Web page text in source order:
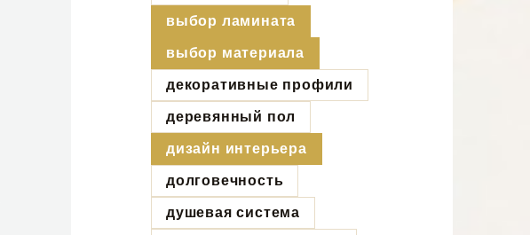
выбор ламината
выбор материала
декоративные профили
деревянный пол
дизайн интерьера
долговечность
душевая система